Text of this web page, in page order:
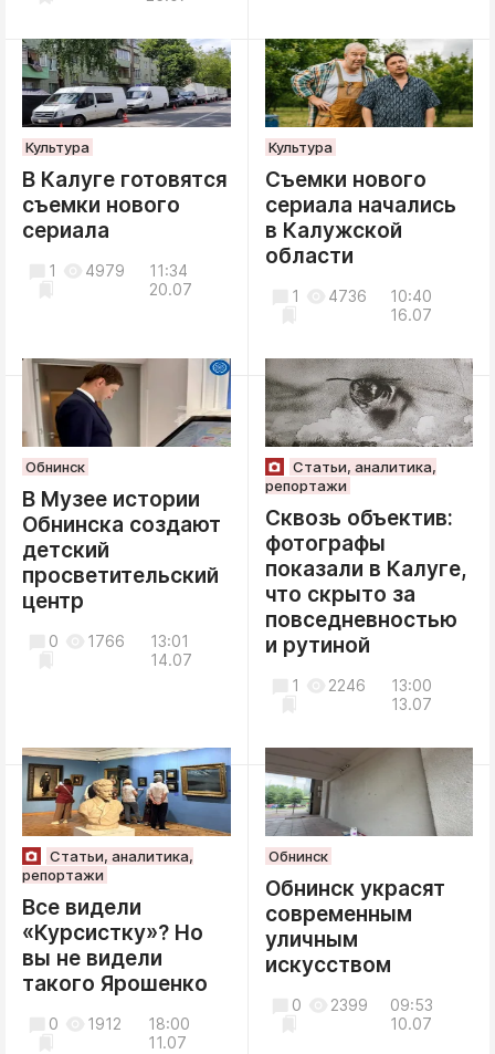
Культура
В Калуге готовятся
съемки нового
сериала
11:34
20.07
1 4979
Культура
Съемки нового
сериала начались
в Калужской
области
10:40
16.07
1 4736
Обнинск
В Музее истории
Обнинска создают
детский
просветительский
центр
13:01
14.07
0 1766
Статьи, аналитика,
репортажи
Сквозь объектив:
фотографы
показали в Калуге,
что скрыто за
повседневностью
и рутиной
13:00
13.07
1 2246
Статьи, аналитика,
репортажи
Все видели
«Курсистку»? Но
вы не видели
такого Ярошенко
18:00
11.07
0 1912
Обнинск
Обнинск украсят
современным
уличным
искусством
09:53
10.07
0 2399